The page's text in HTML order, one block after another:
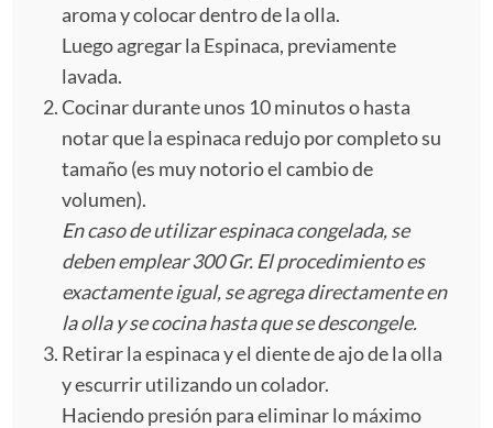
aroma y colocar dentro de la olla.
Luego agregar la Espinaca, previamente
lavada.
Cocinar durante unos 10 minutos o hasta
notar que la espinaca redujo por completo su
tamaño (es muy notorio el cambio de
volumen).
En caso de utilizar espinaca congelada, se
deben emplear 300 Gr. El procedimiento es
exactamente igual, se agrega directamente en
la olla y se cocina hasta que se descongele.
Retirar la espinaca y el diente de ajo de la olla
y escurrir utilizando un colador.
Haciendo presión para eliminar lo máximo